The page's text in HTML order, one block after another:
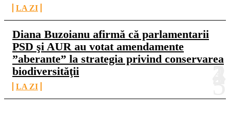
LA ZI
Diana Buzoianu afirmă că parlamentarii
PSD şi AUR au votat amendamente
”aberante” la strategia privind conservarea
biodiversităţii
LA ZI